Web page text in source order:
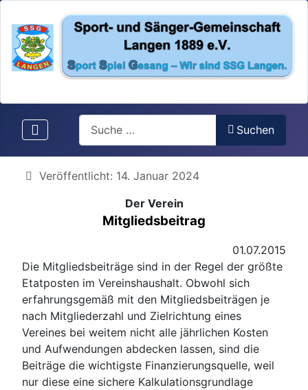
Search
Suchen
Details
Veröffentlicht: 14. Januar 2024
Der Verein
Mitgliedsbeitrag
01.07.2015
Die Mitgliedsbeiträge sind in der Regel der größte
Etatposten im Vereinshaushalt. Obwohl sich
erfahrungsgemäß mit den Mitgliedsbeiträgen je
nach Mitgliederzahl und Zielrichtung eines
Vereines bei weitem nicht alle jährlichen Kosten
und Aufwendungen abdecken lassen, sind die
Beiträge die wichtigste Finanzierungsquelle, weil
nur diese eine sichere Kalkulationsgrundlage